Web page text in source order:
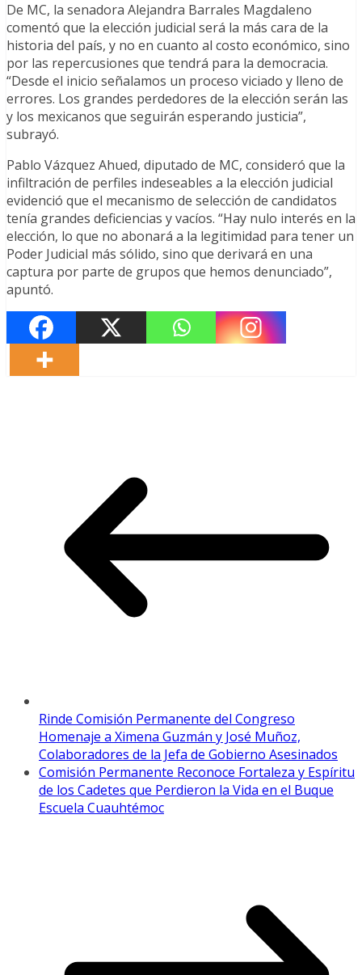
De MC, la senadora Alejandra Barrales Magdaleno
comentó que la elección judicial será la más cara de la
historia del país, y no en cuanto al costo económico, sino
por las repercusiones que tendrá para la democracia.
“Desde el inicio señalamos un proceso viciado y lleno de
errores. Los grandes perdedores de la elección serán las
y los mexicanos que seguirán esperando justicia”,
subrayó.
Pablo Vázquez Ahued, diputado de MC, consideró que la
infiltración de perfiles indeseables a la elección judicial
evidenció que el mecanismo de selección de candidatos
tenía grandes deficiencias y vacíos. “Hay nulo interés en la
elección, lo que no abonará a la legitimidad para tener un
Poder Judicial más sólido, sino que derivará en una
captura por parte de grupos que hemos denunciado”,
apuntó.
Rinde Comisión Permanente del Congreso
Homenaje a Ximena Guzmán y José Muñoz,
Colaboradores de la Jefa de Gobierno Asesinados
Comisión Permanente Reconoce Fortaleza y Espíritu
de los Cadetes que Perdieron la Vida en el Buque
Escuela Cuauhtémoc